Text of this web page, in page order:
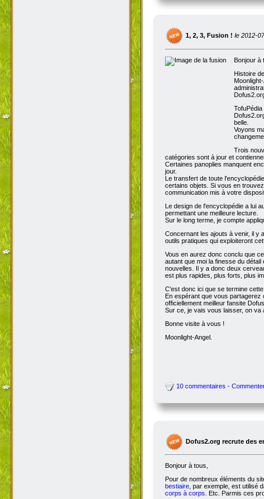
1, 2, 3, Fusion ! le 2012-
Bonjour à
Histoire
belle.
Voyons
Trois
catégories sont à jour et
Certaines panoplies manquent
jour.
Le transfert de toute
certains objets. Si vous en
communication mis à votre
Le design de l'encyclopédie a lui
permettant une meilleure lecture.
Sur le long terme, je compte
Concernant les ajouts à venir, il y
outils pratiques qui exploiteront
Vous en aurez donc conclu que
autant que moi la finesse du
nouvelles. Il y a donc deux
est plus rapides, plus forts, plus
C'est donc ici que se termine
En espérant que vous
officiellement meilleur fansite
Sur ce, je vais vous laisser, on va
Bonne visite à vous !
Moonlight-Angel.
10 commentaires -
Dofus2.org recrute des
Bonjour à tous,
Pour de nombreux éléments du
bestiaire, par exemple, est utilisé
corps à corps. Etc. Parmis ces